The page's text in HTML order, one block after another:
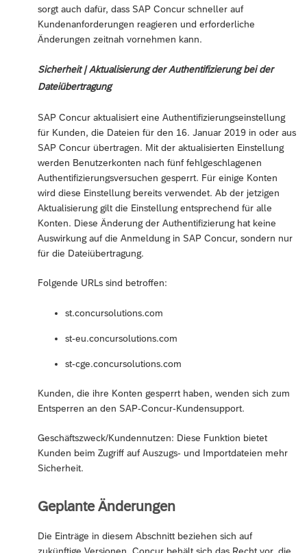
sorgt auch dafür, dass SAP Concur schneller auf
Kundenanforderungen reagieren und erforderliche
Änderungen zeitnah vornehmen kann.
Sicherheit | Aktualisierung der Authentifizierung bei der
Dateiübertragung
SAP Concur aktualisiert eine Authentifizierungseinstellung
für Kunden, die Dateien für den 16. Januar 2019 in oder aus
SAP Concur übertragen. Mit der aktualisierten Einstellung
werden Benutzerkonten nach fünf fehlgeschlagenen
Authentifizierungsversuchen gesperrt. Für einige Konten
wird diese Einstellung bereits verwendet. Ab der jetzigen
Aktualisierung gilt die Einstellung entsprechend für alle
Konten. Diese Änderung der Authentifizierung hat keine
Auswirkung auf die Anmeldung in SAP Concur, sondern nur
für die Dateiübertragung.
Folgende URLs sind betroffen:
st.concursolutions.com
st-eu.concursolutions.com
st-cge.concursolutions.com
Kunden, die ihre Konten gesperrt haben, wenden sich zum
Entsperren an den SAP-Concur-Kundensupport.
Geschäftszweck/Kundennutzen: Diese Funktion bietet
Kunden beim Zugriff auf Auszugs- und Importdateien mehr
Sicherheit.
Geplante Änderungen
Die Einträge in diesem Abschnitt beziehen sich auf